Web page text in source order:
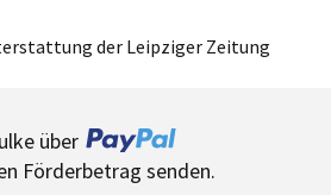
der Leipziger Zeitung
über
Förderbetrag senden.